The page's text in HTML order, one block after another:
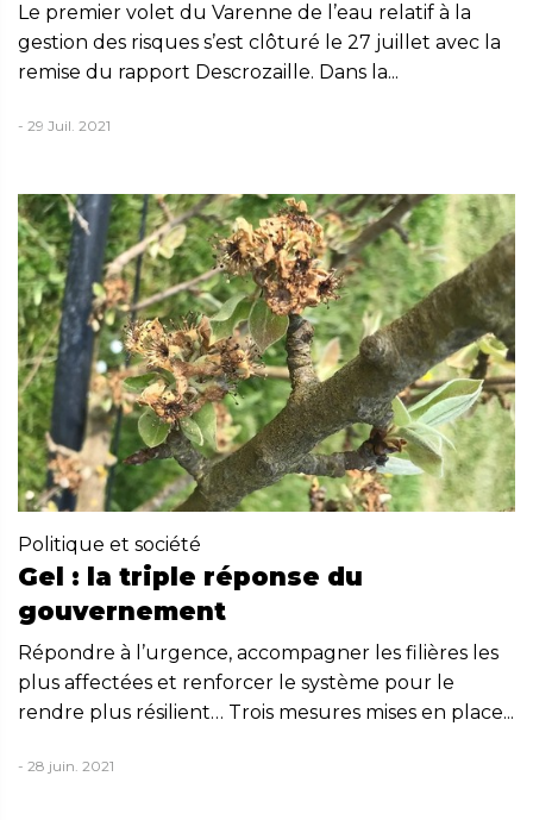
Le premier volet du Varenne de l’eau relatif à la
gestion des risques s’est clôturé le 27 juillet avec la
remise du rapport Descrozaille. Dans la...
- 29 Juil. 2021
Politique et société
Gel : la triple réponse du
gouvernement
Répondre à l’urgence, accompagner les filières les
plus affectées et renforcer le système pour le
rendre plus résilient… Trois mesures mises en place...
- 28 juin. 2021